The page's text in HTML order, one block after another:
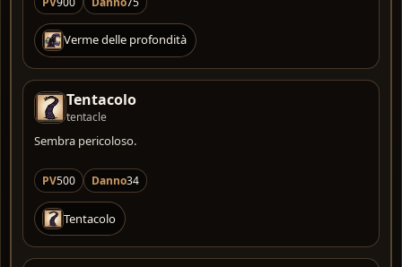
Verme delle profondità
Tentacolo
tentacle
Sembra pericoloso.
PV500 Danno34
Tentacolo